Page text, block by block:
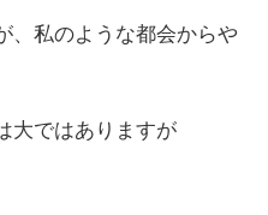
、私のような都会からや
大ではありますが